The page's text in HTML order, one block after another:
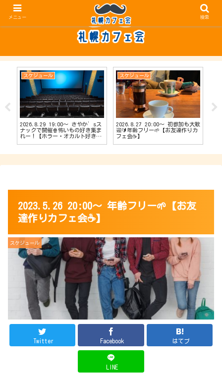
スケジュール
2026.8.29 19:00〜 さやか’sス
ナックで開催🍿怖いもの好き集ま
れー！【ホラー・オカルト好きカ
スケジュール
2026.8.27 20:00〜 初参加も大歓
迎🔰年齢フリー🌱【お友達作りカ
フェ会☕️】
2023.5.26 20:00〜 年齢フリー🌱【お友
達作りカフェ会☕️】
スケジュール
Twitter Facebook はてブ
LINE
メニュー 検索